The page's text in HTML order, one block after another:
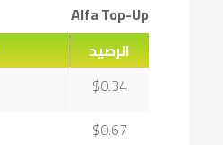
Alfa Top-Up
الرصيد
$0.34
$0.67